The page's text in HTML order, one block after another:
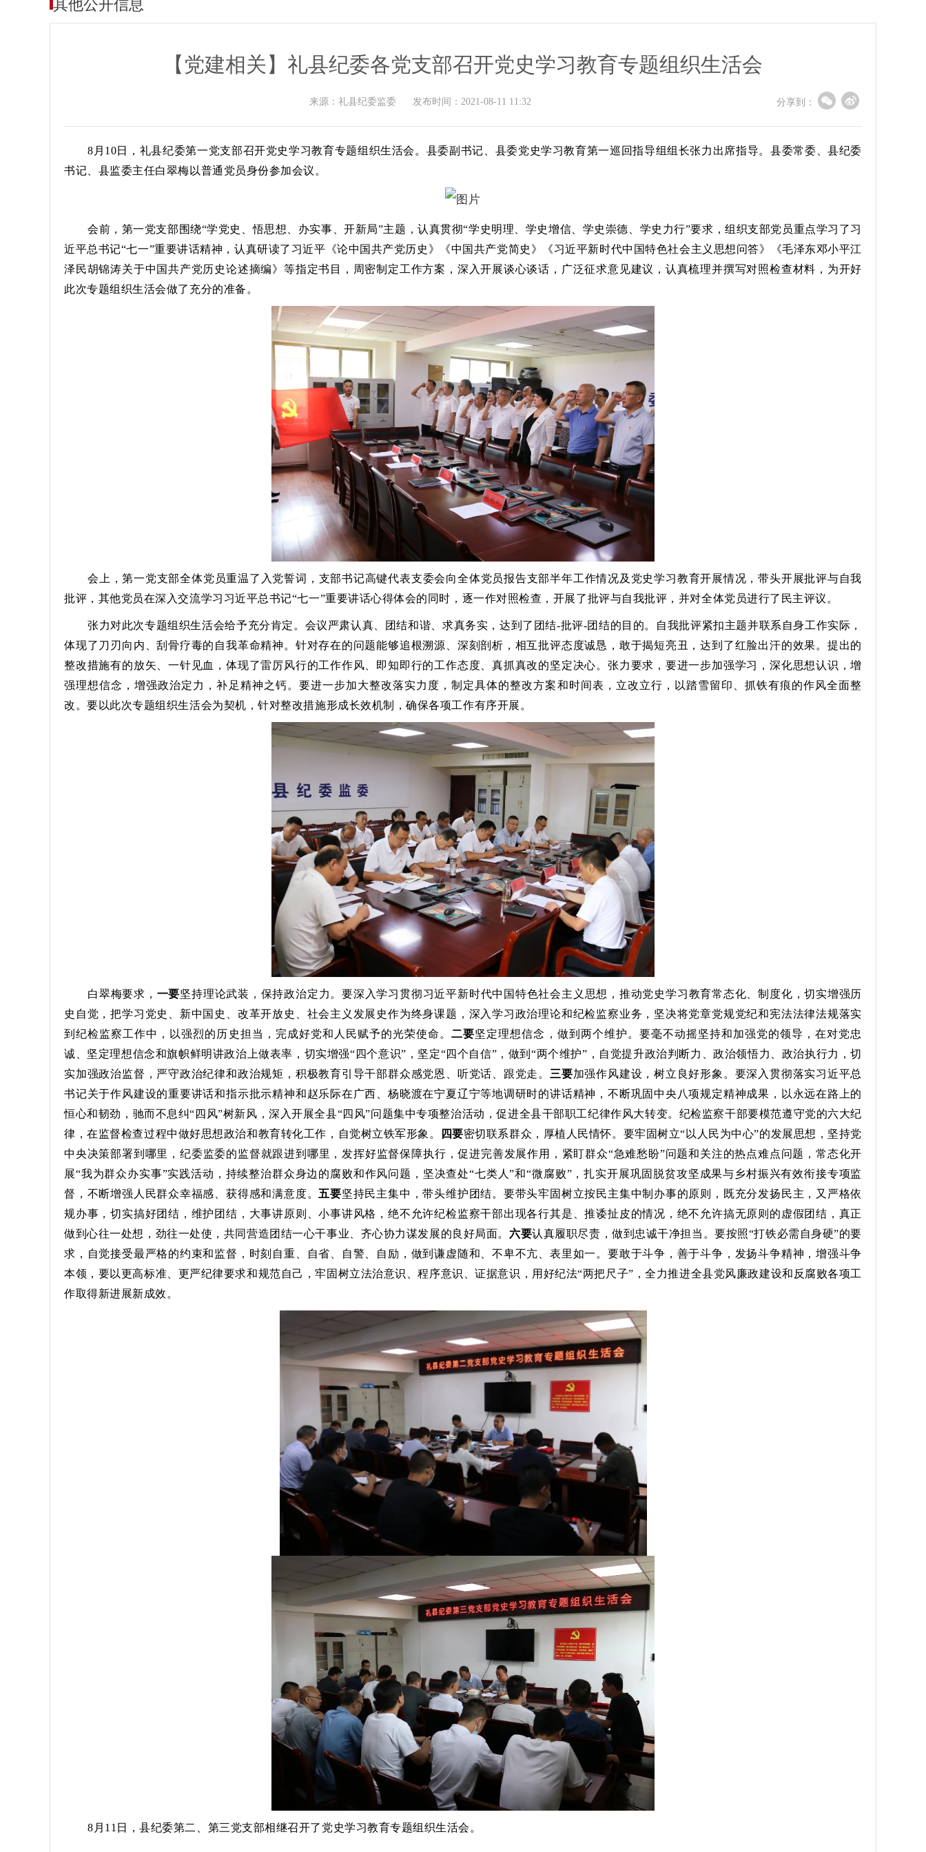
其他公开信息
【党建相关】礼县纪委各党支部召开党史学习教育专题组织生活会
来源： 礼县纪委监委 发布时间： 2021-08-11 11:32 分享到：
8月10日，礼县纪委第一党支部召开党史学习教育专题组织生活会。县委副书记、县委党史学习教育第一巡回指导组组长张力出席指导。县委常委、县纪委
书记、县监委主任白翠梅以普通党员身份参加会议。
会前，第一党支部围绕“学党史、悟思想、办实事、开新局”主题，认真贯彻“学史明理、学史增信、学史崇德、学史力行”要求，组织支部党员重点学习了习
近平总书记“七一”重要讲话精神，认真研读了习近平《论中国共产党历史》《中国共产党简史》《习近平新时代中国特色社会主义思想问答》《毛泽东邓小平江
泽民胡锦涛关于中国共产党历史论述摘编》等指定书目，周密制定工作方案，深入开展谈心谈话，广泛征求意见建议，认真梳理并撰写对照检查材料，为开好
此次专题组织生活会做了充分的准备。
会上，第一党支部全体党员重温了入党誓词，支部书记高键代表支委会向全体党员报告支部半年工作情况及党史学习教育开展情况，带头开展批评与自我
批评，其他党员在深入交流学习习近平总书记“七一”重要讲话心得体会的同时，逐一作对照检查，开展了批评与自我批评，并对全体党员进行了民主评议。
张力对此次专题组织生活会给予充分肯定。会议严肃认真、团结和谐、求真务实，达到了团结-批评-团结的目的。自我批评紧扣主题并联系自身工作实际，
体现了刀刃向内、刮骨疗毒的自我革命精神。针对存在的问题能够追根溯源、深刻剖析，相互批评态度诚恳，敢于揭短亮丑，达到了红脸出汗的效果。提出的
整改措施有的放矢、一针见血，体现了雷厉风行的工作作风、即知即行的工作态度、真抓真改的坚定决心。张力要求，要进一步加强学习，深化思想认识，增
强理想信念，增强政治定力，补足精神之钙。要进一步加大整改落实力度，制定具体的整改方案和时间表，立改立行，以踏雪留印、抓铁有痕的作风全面整
改。要以此次专题组织生活会为契机，针对整改措施形成长效机制，确保各项工作有序开展。
白翠梅要求， 一要坚持理论武装，保持政治定力。要深入学习贯彻习近平新时代中国特色社会主义思想，推动党史学习教育常态化、制度化，切实增强历
史自觉，把学习党史、新中国史、改革开放史、社会主义发展史作为终身课题，深入学习政治理论和纪检监察业务，坚决将党章党规党纪和宪法法律法规落实
到纪检监察工作中，以强烈的历史担当，完成好党和人民赋予的光荣使命。二要坚定理想信念，做到两个维护。要毫不动摇坚持和加强党的领导，在对党忠
诚、坚定理想信念和旗帜鲜明讲政治上做表率，切实增强“四个意识”，坚定“四个自信”，做到“两个维护”，自觉提升政治判断力、政治领悟力、政治执行力，切
实加强政治监督，严守政治纪律和政治规矩，积极教育引导干部群众感党恩、听党话、跟党走。 三要加强作风建设，树立良好形象。要深入贯彻落实习近平总
书记关于作风建设的重要讲话和指示批示精神和赵乐际在广西、杨晓渡在宁夏辽宁等地调研时的讲话精神，不断巩固中央八项规定精神成果，以永远在路上的
恒心和韧劲，驰而不息纠“四风”树新风，深入开展全县“四风”问题集中专项整治活动，促进全县干部职工纪律作风大转变。纪检监察干部要模范遵守党的六大纪
律，在监督检查过程中做好思想政治和教育转化工作，自觉树立铁军形象。
四要密切联系群众，厚植人民情怀。要牢固树立“以人民为中心”的发展思想，坚持党
中央决策部署到哪里，纪委监委的监督就跟进到哪里，发挥好监督保障执行，促进完善发展作用，紧盯群众“急难愁盼”问题和关注的热点难点问题，常态化开
展“我为群众办实事”实践活动，持续整治群众身边的腐败和作风问题，坚决查处“七类人”和“微腐败”，扎实开展巩固脱贫攻坚成果与乡村振兴有效衔接专项监
督，不断增强人民群众幸福感、获得感和满意度。 五要坚持民主集中，带头维护团结。要带头牢固树立按民主集中制办事的原则，既充分发扬民主，又严格依
规办事，切实搞好团结，维护团结，大事讲原则、小事讲风格，绝不允许纪检监察干部出现各行其是、推诿扯皮的情况，绝不允许搞无原则的虚假团结，真正
做到心往一处想，劲往一处使，共同营造团结一心干事业、齐心协力谋发展的良好局面。 六要认真履职尽责，做到忠诚干净担当。要按照“打铁必需自身硬”的要
求，自觉接受最严格的约束和监督，时刻自重、自省、自警、自励，做到谦虚随和、不卑不亢、表里如一。要敢于斗争，善于斗争，发扬斗争精神，增强斗争
本领，要以更高标准、更严纪律要求和规范自己，牢固树立法治意识、程序意识、证据意识，用好纪法“两把尺子”，全力推进全县党风廉政建设和反腐败各项工
作取得新进展新成效。
8月11日，县纪委第二、第三党支部相继召开了党史学习教育专题组织生活会。